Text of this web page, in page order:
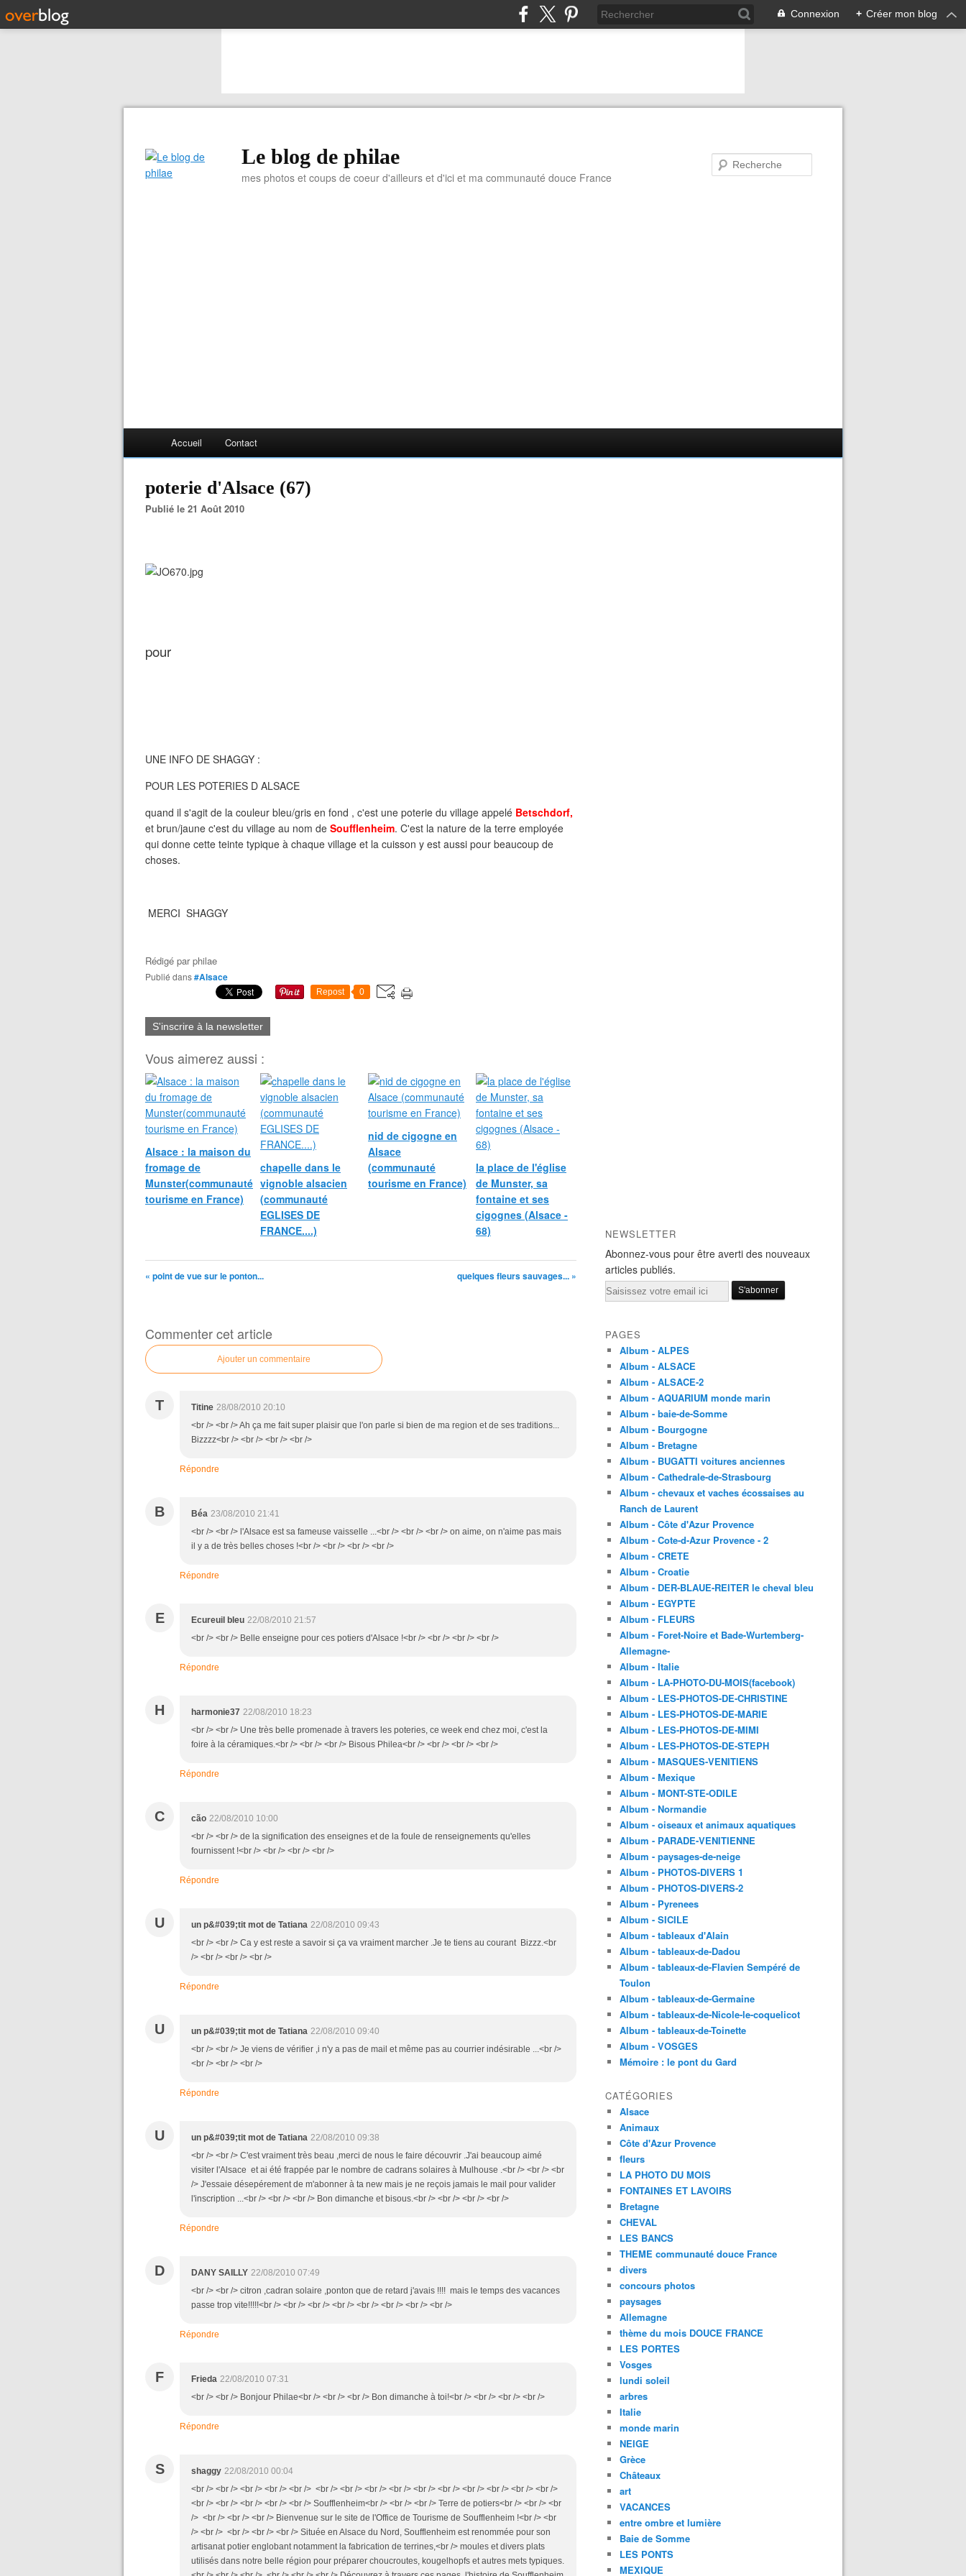
Connexion + Créer mon blog
Le blog de philae
mes photos et coups de coeur d'ailleurs et d'ici et ma communauté douce France
Accueil Contact
poterie d'Alsace (67)
Publié le 21 Août 2010
pour
UNE INFO DE SHAGGY :
POUR LES POTERIES D ALSACE
quand il s'agit de la couleur bleu/gris en fond , c'est une poterie du village appelé Betschdorf,
et brun/jaune c'est du village au nom de Soufflenheim. C'est la nature de la terre employée
qui donne cette teinte typique à chaque village et la cuisson y est aussi pour beaucoup de
choses.
MERCI SHAGGY
Rédigé parphilae
Publié dans#Alsace
Repost 0
S'inscrire à la newsletter
Vous aimerez aussi :
Alsace : la maison du
fromage de
Munster(communauté
tourisme en France)
chapelle dans le
vignoble alsacien
(communauté
EGLISES DE
FRANCE....)
nid de cigogne en
Alsace
(communauté
tourisme en France)
la place de l'église
de Munster, sa
fontaine et ses
cigognes (Alsace -
68)
« point de vue sur le ponton... quelques fleurs sauvages... »
Commenter cet article
Ajouter un commentaire
T Titine 28/08/2010 20:10
<br /> <br /> Ah ça me fait super plaisir que l'on parle si bien de ma region et de ses traditions...
Bizzzz<br /> <br /> <br /> <br />
Répondre
B Béa 23/08/2010 21:41
<br /> <br /> l'Alsace est sa fameuse vaisselle ...<br /> <br /> <br /> on aime, on n'aime pas mais
il y a de très belles choses !<br /> <br /> <br /> <br />
Répondre
E Ecureuil bleu 22/08/2010 21:57
<br /> <br /> Belle enseigne pour ces potiers d'Alsace !<br /> <br /> <br /> <br />
Répondre
H harmonie37 22/08/2010 18:23
<br /> <br /> Une très belle promenade à travers les poteries, ce week end chez moi, c'est la
foire à la céramiques.<br /> <br /> <br /> Bisous Philea<br /> <br /> <br /> <br />
Répondre
C cão 22/08/2010 10:00
<br /> <br /> de la signification des enseignes et de la foule de renseignements qu'elles
fournissent !<br /> <br /> <br /> <br />
Répondre
U un p&#039;tit mot de Tatiana 22/08/2010 09:43
<br /> <br /> Ca y est reste a savoir si ça va vraiment marcher .Je te tiens au courant Bizzz.<br
/> <br /> <br /> <br />
Répondre
U un p&#039;tit mot de Tatiana 22/08/2010 09:40
<br /> <br /> Je viens de vérifier ,i n'y a pas de mail et même pas au courrier indésirable ...<br />
<br /> <br /> <br />
Répondre
U un p&#039;tit mot de Tatiana 22/08/2010 09:38
<br /> <br /> C'est vraiment très beau ,merci de nous le faire découvrir .J'ai beaucoup aimé
visiter l'Alsace et ai été frappée par le nombre de cadrans solaires à Mulhouse .<br /> <br /> <br
/> J'essaie désepérement de m'abonner à ta new mais je ne reçois jamais le mail pour valider
l'inscription ...<br /> <br /> <br /> Bon dimanche et bisous.<br /> <br /> <br /> <br />
Répondre
D DANY SAILLY 22/08/2010 07:49
<br /> <br /> citron ,cadran solaire ,ponton que de retard j'avais !!!! mais le temps des vacances
passe trop vite!!!!!<br /> <br /> <br /> <br /> <br /> <br /> <br /> <br />
Répondre
F Frieda 22/08/2010 07:31
<br /> <br /> Bonjour Philae<br /> <br /> <br /> Bon dimanche à toi!<br /> <br /> <br /> <br />
Répondre
S shaggy 22/08/2010 00:04
<br /> <br /> <br /> <br /> <br /> <br /> <br /> <br /> <br /> <br /> <br /> <br /> <br /> <br /> <br />
<br /> <br /> <br /> <br /> <br /> Soufflenheim<br /> <br /> <br /> Terre de potiers<br /> <br /> <br
/> <br /> <br /> <br /> Bienvenue sur le site de l'Office de Tourisme de Soufflenheim !<br /> <br
/> <br /> <br /> <br /> <br /> Située en Alsace du Nord, Soufflenheim est renommée pour son
artisanat potier englobant notamment la fabrication de terrines,<br /> moules et divers plats
utilisés dans notre belle région pour préparer choucroutes, kougelhopfs et autres mets typiques.
NEWSLETTER
Abonnez-vous pour être averti des nouveaux
articles publiés.
Email
PAGES
Album - ALPES
Album - ALSACE
Album - ALSACE-2
Album - AQUARIUM monde marin
Album - baie-de-Somme
Album - Bourgogne
Album - Bretagne
Album - BUGATTI voitures anciennes
Album - Cathedrale-de-Strasbourg
Album - chevaux et vaches écossaises au
Ranch de Laurent
Album - Côte d'Azur Provence
Album - Cote-d-Azur Provence - 2
Album - CRETE
Album - Croatie
Album - DER-BLAUE-REITER le cheval bleu
Album - EGYPTE
Album - FLEURS
Album - Foret-Noire et Bade-Wurtemberg-
Allemagne-
Album - Italie
Album - LA-PHOTO-DU-MOIS(facebook)
Album - LES-PHOTOS-DE-CHRISTINE
Album - LES-PHOTOS-DE-MARIE
Album - LES-PHOTOS-DE-MIMI
Album - LES-PHOTOS-DE-STEPH
Album - MASQUES-VENITIENS
Album - Mexique
Album - MONT-STE-ODILE
Album - Normandie
Album - oiseaux et animaux aquatiques
Album - PARADE-VENITIENNE
Album - paysages-de-neige
Album - PHOTOS-DIVERS 1
Album - PHOTOS-DIVERS-2
Album - Pyrenees
Album - SICILE
Album - tableaux d'Alain
Album - tableaux-de-Dadou
Album - tableaux-de-Flavien Sempéré de
Toulon
Album - tableaux-de-Germaine
Album - tableaux-de-Nicole-le-coquelicot
Album - tableaux-de-Toinette
Album - VOSGES
Mémoire : le pont du Gard
CATÉGORIES
Alsace
Animaux
Côte d'Azur Provence
fleurs
LA PHOTO DU MOIS
FONTAINES ET LAVOIRS
Bretagne
CHEVAL
LES BANCS
THEME communauté douce France
divers
concours photos
paysages
Allemagne
thème du mois DOUCE FRANCE
LES PORTES
Vosges
lundi soleil
arbres
Italie
monde marin
NEIGE
Grèce
Châteaux
art
VACANCES
entre ombre et lumière
Baie de Somme
LES PONTS
MEXIQUE